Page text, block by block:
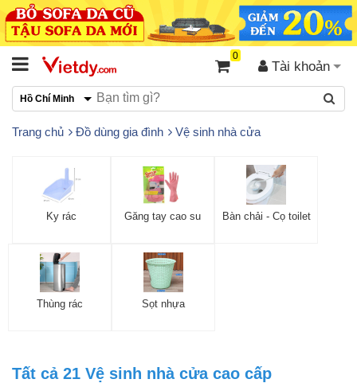
Tài khoản
0
Hồ Chí Minh
Trang chủ Đồ dùng gia đình Vệ sinh nhà cửa
Ky rác Găng tay cao su Bàn chải - Cọ toilet
Thùng rác Sọt nhựa
Tất cả 21 Vệ sinh nhà cửa cao cấp